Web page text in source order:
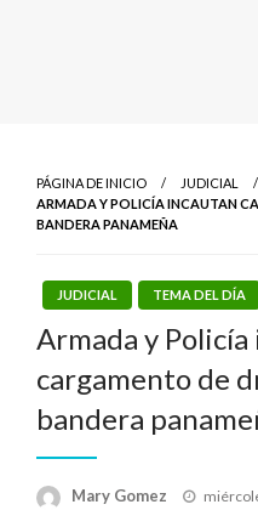
PÁGINA DE INICIO
JUDICIAL
ARMADA Y POLICÍA INCAUTAN
BANDERA PANAMEÑA
JUDICIAL TEMA DEL DÍA
Armada y
cargamento de
bandera
Mary Gomez